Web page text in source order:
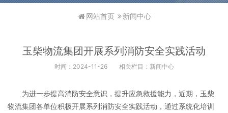
网站首页 新闻中心
玉柴物流集团开展系列消防安全实践活动
时间：2024-11-26 相关栏目：新闻中心
为进一步提高消防安全意识，提升应急救援能力，近期，玉柴
物流集团各单位积极开展系列消防安全实践活动，通过系统化培训